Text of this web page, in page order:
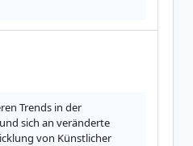
Trends in der
sich an veränderte
von Künstlicher